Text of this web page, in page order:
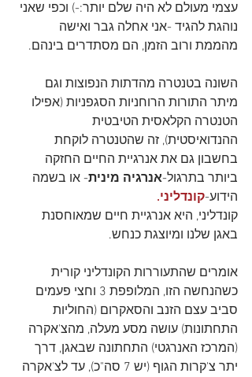
עצמי מעולם לא היה שלם יותר:-) וכפי שאני
נוהגת להגיד -אני אחלה גבר ואישה
מהממת ורוב הזמן, הם מסתדרים בינהם.
השונה בטנטרה מהדתות הנפוצות וגם
מיתר התורות הרוחניות הסגפניות (אפילו
הטנטרה הקלאסית הטיבטית
ההנדואיסטית), זה שהטנטרה לוקחת
בחשבון גם את אנרגיית החיים החזקה
ביותר בתרגול-אנרגיה מינית- או בשמה
הידוע-קונדליני.
קונדליני, היא אנרגיית חיים שמאוחסנת
באגן שלנו ומיוצגת כנחש.
אומרים שהתעוררות הקונדליני קורית
כשהנחשה הזו, המלופפת 3 וחצי פעמים
סביב עצם הזנב והסאקרום (החוליות
התחתונות) עושה מסע מעלה, מהצ'אקרה
(המרכז האנרגטי) התחתונה שבאגן, דרך
יתר צ'קרות הגוף (יש 7 סה"כ), עד לצ'אקרה